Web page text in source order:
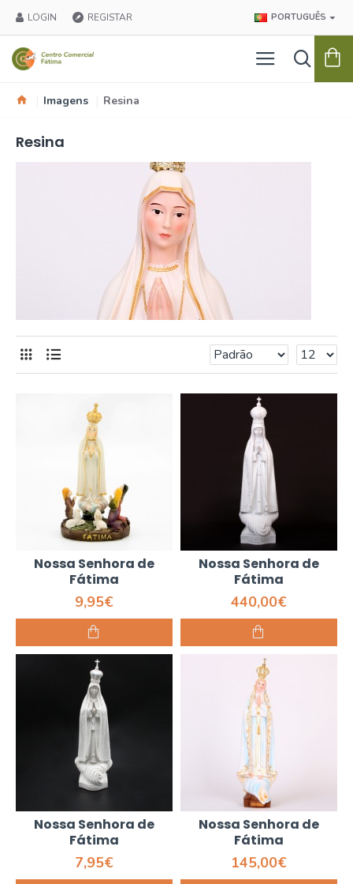
LOGIN REGISTAR PORTUGUÊS
Imagens Resina
Resina
Nossa Senhora de
Fátima
9,95€
Nossa Senhora de
Fátima
440,00€
Nossa Senhora de
Fátima
7,95€
Nossa Senhora de
Fátima
145,00€